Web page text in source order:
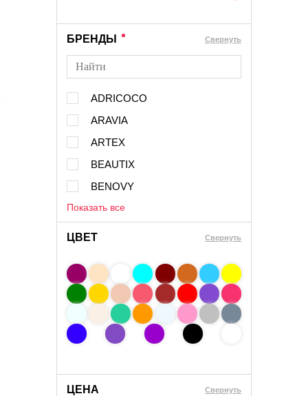
БРЕНДЫ Cвернуть
ADRICOCO
ARAVIA
ARTEX
BEAUTIX
BENOVY
Показать все
ЦВЕТ Свернуть
ЦЕНА Cвернуть